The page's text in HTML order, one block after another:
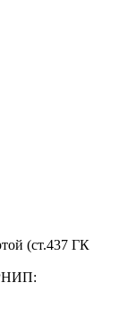
(ст.437 ГК